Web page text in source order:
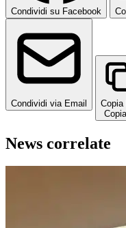
Condividi su Facebook
Condividi via Email
Copia
News correlate